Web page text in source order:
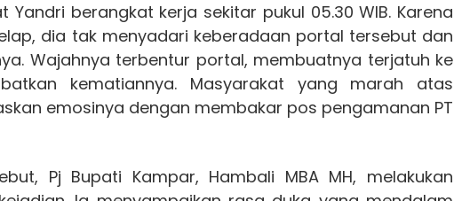
Yandri berangkat kerja sekitar pukul 05.30 WIB. Karena
dia tak menyadari keberadaan portal tersebut dan
Wajahnya terbentur portal, membuatnya terjatuh ke
kematiannya. Masyarakat yang marah atas
emosinya dengan membakar pos pengamanan PT
Pj Bupati Kampar, Hambali MBA MH, melakukan